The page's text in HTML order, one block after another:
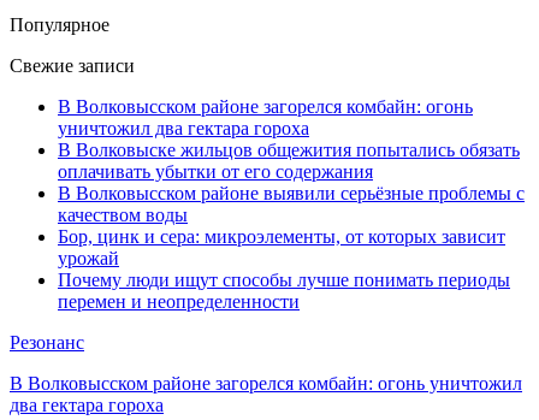
Популярное
Свежие записи
В Волковысском районе загорелся комбайн: огонь
уничтожил два гектара гороха
В Волковыске жильцов общежития попытались обязать
оплачивать убытки от его содержания
В Волковысском районе выявили серьёзные проблемы с
качеством воды
Бор, цинк и сера: микроэлементы, от которых зависит
урожай
Почему люди ищут способы лучше понимать периоды
перемен и неопределенности
Резонанс
В Волковысском районе загорелся комбайн: огонь уничтожил
два гектара гороха